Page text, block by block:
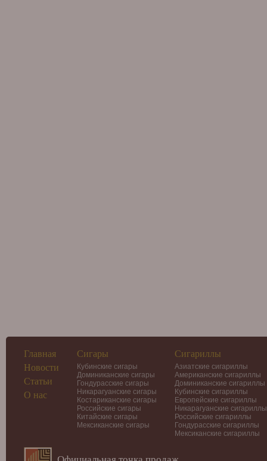
Главная
Новости
Статьи
О нас
Сигары
Кубинские сигары
Доминиканские сигары
Гондурасские сигары
Никарагуанские сигары
Костариканские сигары
Российские сигары
Китайские сигары
Мексиканские сигары
Сигариллы
Азиатские сигариллы
Американские сигариллы
Доминиканские сигариллы
Кубинские сигариллы
Европейские сигариллы
Никарагуанские сигариллы
Российские сигариллы
Гондурасские сигариллы
Мексиканские сигариллы